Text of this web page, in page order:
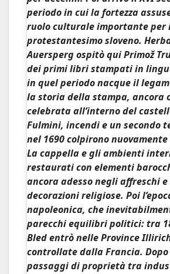
periodo in cui la fortezza
ruolo culturale importante per
protestantesimo sloveno.
Auerspergospitò qui Primož
dei primi libri stampati in
in quel periodo nacque il
lastoria della stampa, ancora
celebrata all’interno del
Fulmini, incendi e un secondo
nel 1690 colpirono nuovamente
La cappella e gli ambienti
restaurati con elementi
ancora adesso negli affreschi
decorazioni religiose. Poi
napoleonica, che
parecchi equilibri politici: tra
Bled entrò nelle Province
controllate dalla Francia.
passaggi di proprietà tra